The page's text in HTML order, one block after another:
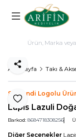
Ana Sayfa Takı &
Favoriye Ekle
Paylaş
Serhendi Logolu
Lapis Lazuli
Barkod: 8684718308256
Diğer Seçenekler